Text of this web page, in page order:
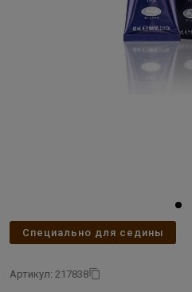
Специально для седины
Артикул: 217838